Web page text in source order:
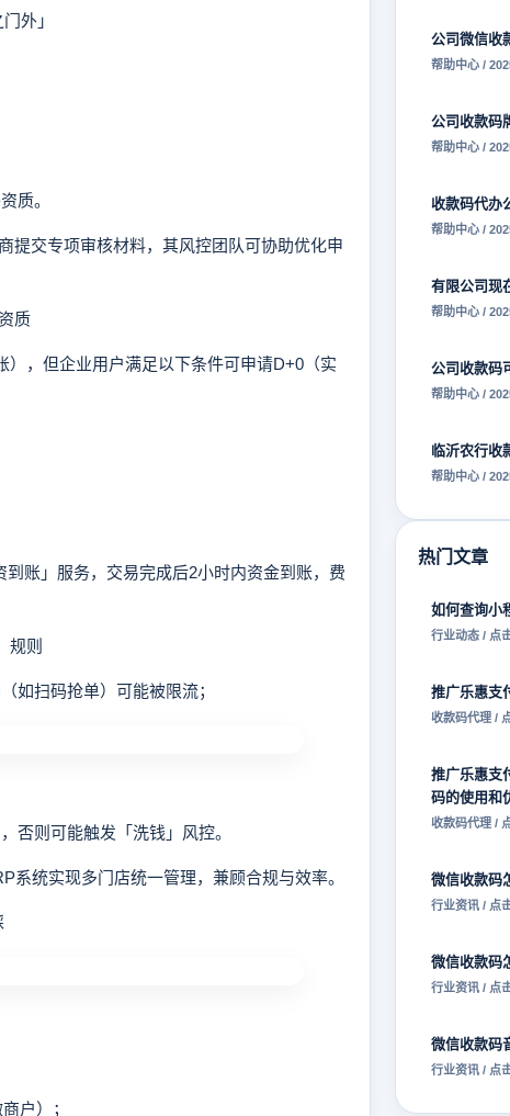
外」
质。
交专项审核材料，其风控团队可协助优化申
质
，但企业用户满足以下条件可申请D+0（实
账」服务，交易完成后2小时内资金到账，费
规则
扫码抢单）可能被限流；
则可能触发「洗钱」风控。
统实现多门店统一管理，兼顾合规与效率。
户）；
公司微信收
帮助中心 /
公司收款码
帮助中心 /
收款码代办
帮助中心 /
有限公司现
帮助中心 /
公司收款码
帮助中心 /
临沂农行收
帮助中心 /
热门文章
如何查询小
行业动态 / 点
推广乐惠支
收款码代理 /
推广乐惠支
码的使用和
收款码代理 /
微信收款码
行业资讯 / 点
微信收款码
行业资讯 / 点
微信收款码
行业资讯 / 点